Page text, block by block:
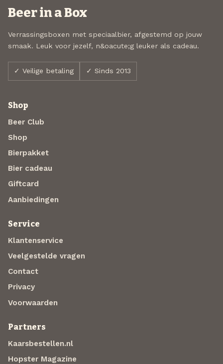
Beer in a Box
Verrassingsboxen met speciaalbier, afgestemd op jouw
smaak. Leuk voor jezelf, n&oacute;g leuker als cadeau.
✓ Veilige betaling ✓ Sinds 2013
Shop
Beer Club
Shop
Bierpakket
Bier cadeau
Giftcard
Aanbiedingen
Service
Klantenservice
Veelgestelde vragen
Contact
Privacy
Voorwaarden
Partners
Kaarsbestellen.nl
Hopster Magazine